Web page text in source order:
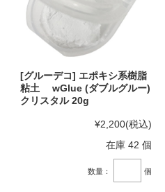
[グルーデコ] エポキシ系樹脂
粘土 wGlue (ダブルグルー)
クリスタル 20g
¥2,200(税込)
在庫 42 個
数量： 個